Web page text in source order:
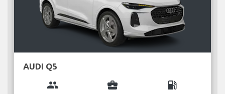
AUDI Q5
group business_center local_gas_station